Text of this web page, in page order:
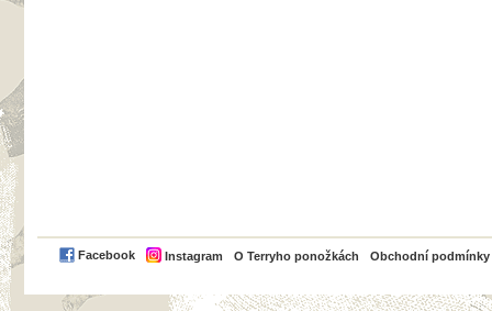
Facebook Instagram O Terryho ponožkách Obchodní podmínky
PayPal